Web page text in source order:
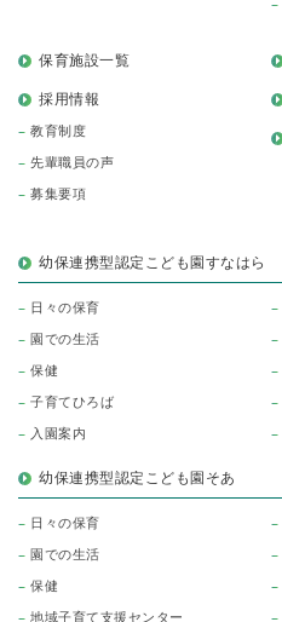
保育施設一覧
採用情報
教育制度
先輩職員の声
募集要項
幼保連携型認定こども園すなはら
日々の保育
園での生活
保健
子育てひろば
入園案内
幼保連携型認定こども園そあ
日々の保育
園での生活
保健
地域子育て支援センター